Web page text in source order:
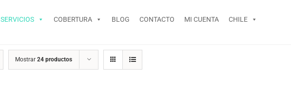
SERVICIOS COBERTURA BLOG CONTACTO MI CUENTA CHILE
Mostrar 24 productos